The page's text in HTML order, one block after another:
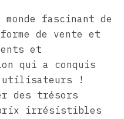
fascinant de
de vente et
et
qui a conquis
!
des trésors
prix irrésistibles